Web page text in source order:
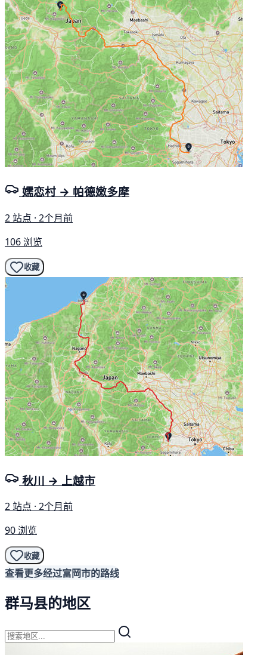
嬬恋村 → 帕德嫩多摩
2 站点 · 2个月前
106 浏览
收藏
秋川 → 上越市
2 站点 · 2个月前
90 浏览
收藏
查看更多经过富岡市的路线
群马县的地区